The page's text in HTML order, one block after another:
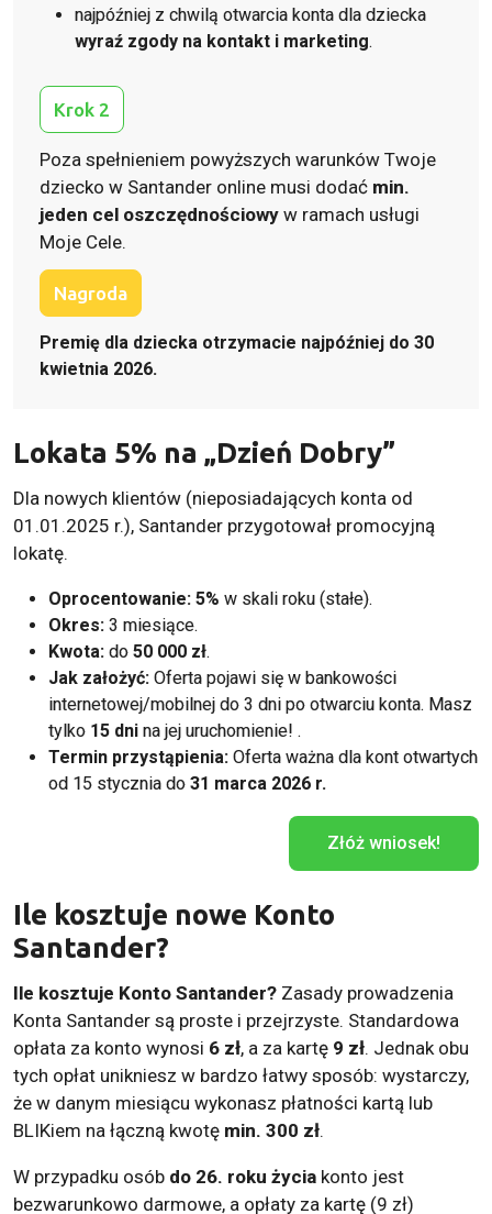
najpóźniej z chwilą otwarcia konta dla dziecka
wyraź zgody na kontakt i marketing.
Krok 2
Poza spełnieniem powyższych warunków Twoje
dziecko w Santander online musi dodać min.
jeden cel oszczędnościowy w ramach usługi
Moje Cele.
Nagroda
Premię dla dziecka otrzymacie najpóźniej do 30
kwietnia 2026.
Lokata 5% na „Dzień Dobry”
Dla nowych klientów (nieposiadających konta od
01.01.2025 r.), Santander przygotował promocyjną
lokatę.
Oprocentowanie: 5% w skali roku (stałe).
Okres: 3 miesiące.
Kwota: do 50 000 zł.
Jak założyć: Oferta pojawi się w bankowości
internetowej/mobilnej do 3 dni po otwarciu konta. Masz
tylko 15 dni na jej uruchomienie! .
Termin przystąpienia: Oferta ważna dla kont otwartych
od 15 stycznia do 31 marca 2026 r.
Złóż wniosek!
Ile kosztuje nowe Konto
Santander?
Ile kosztuje Konto Santander? Zasady prowadzenia
Konta Santander są proste i przejrzyste. Standardowa
opłata za konto wynosi 6 zł, a za kartę 9 zł. Jednak obu
tych opłat unikniesz w bardzo łatwy sposób: wystarczy,
że w danym miesiącu wykonasz płatności kartą lub
BLIKiem na łączną kwotę min. 300 zł.
W przypadku osób do 26. roku życia konto jest
bezwarunkowo darmowe, a opłaty za kartę (9 zł)